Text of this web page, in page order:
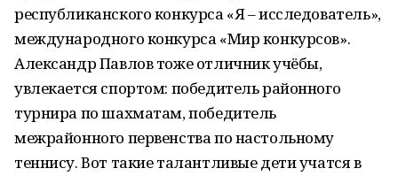
республиканского конкурса «Я – исследователь»,
международного конкурса «Мир конкурсов».
Александр Павлов тоже отличник учёбы,
увлекается спортом: победитель районного
турнира по шахматам, победитель
межрайонного первенства по настольному
теннису. Вот такие талантливые дети учатся в